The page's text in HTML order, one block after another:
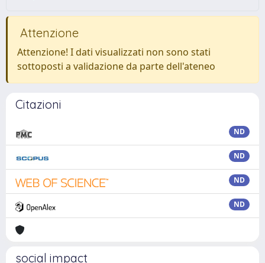
Attenzione
Attenzione! I dati visualizzati non sono stati
sottoposti a validazione da parte dell'ateneo
Citazioni
ND
ND
ND
ND
social impact